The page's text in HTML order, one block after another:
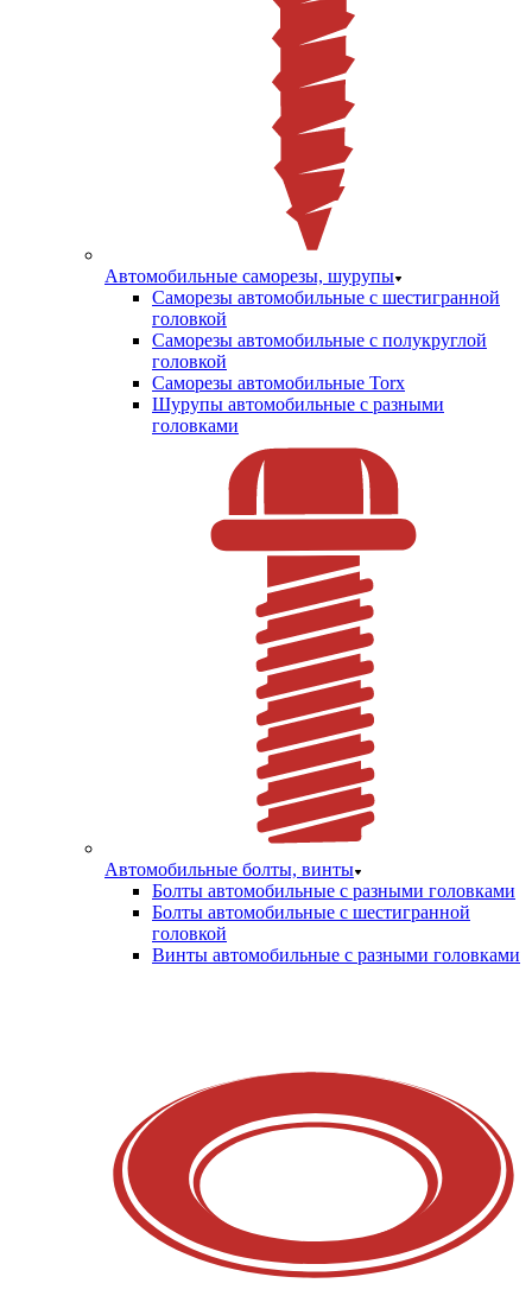
Автомобильные саморезы, шурупы
Саморезы автомобильные с шестигранной
головкой
Саморезы автомобильные с полукруглой
головкой
Саморезы автомобильные Torx
Шурупы автомобильные с разными
головками
Автомобильные болты, винты
Болты автомобильные с разными головками
Болты автомобильные с шестигранной
головкой
Винты автомобильные с разными головками